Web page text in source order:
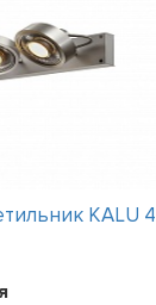
KALU 4